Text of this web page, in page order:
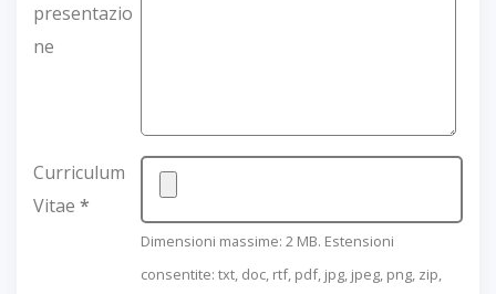
presentazio
ne
Curriculum
Vitae *
Dimensioni massime: 2 MB. Estensioni
consentite: txt, doc, rtf, pdf, jpg, jpeg, png, zip,